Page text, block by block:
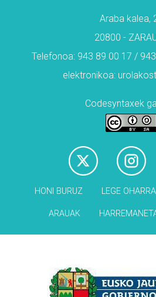
Araba kalea,
20800 -
Telefonoa: 943 89 00 17 /
elektronikoa:
Codesyntaxek
HONI BURUZ LEGE OHARRA
ARAUAK